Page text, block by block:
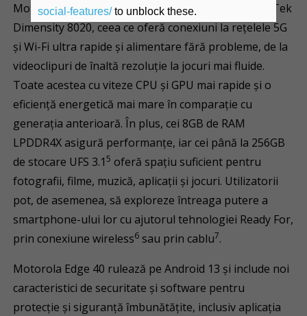
Motorola Edge 40 este echipat cu chipset-ul MediaTek
Dimensity 8020, ceea ce oferă conexiuni la rețelele 5G
și Wi-Fi ultra rapide și alimentare fără probleme, de la
videoclipuri de înaltă rezoluție la jocuri mai fluide.
Toate acestea cu viteze CPU și GPU mai rapide și o
eficiență energetică mai mare în comparație cu
generația anterioară. În plus, cei 8GB de RAM
LPDDR4X asigură performanțe, iar cei până la 256GB
de stocare UFS 3.15 oferă spațiu suficient pentru
fotografii, filme, muzică, aplicații și jocuri. Utilizatorii
pot, de asemenea, să exploreze întreaga putere a
smartphone-ului lor cu ajutorul tehnologiei Ready For,
prin conexiune wireless6 sau prin cablu7.
Motorola Edge 40 rulează pe Android 13 și include noi
caracteristici de securitate și software pentru
protecție și siguranță îmbunătățite, inclusiv aplicația
social-features/to unblock these.